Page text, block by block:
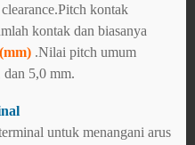
kontak
kontak dan biasanya
.Nilai pitch umum
5,0 mm.
untuk menangani arus